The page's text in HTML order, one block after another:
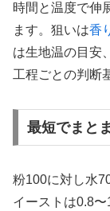
時間と温度で伸
ます。狙いは香
は生地温の目安
工程ごとの判断
最短でまと
粉100に対し水
イーストは0.8